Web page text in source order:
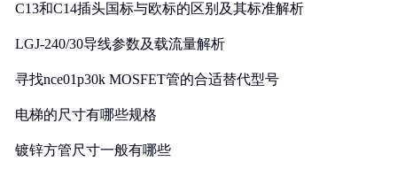
C13和C14插头国标与欧标的区别及其标准解析
LGJ-240/30导线参数及载流量解析
寻找nce01p30k MOSFET管的合适替代型号
电梯的尺寸有哪些规格
镀锌方管尺寸一般有哪些